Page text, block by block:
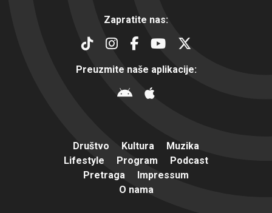
Zapratite nas:
Preuzmite naše aplikacije:
Društvo Kultura
Muzika
Lifestyle
Program
Podcast
Pretraga
Impressum
O nama